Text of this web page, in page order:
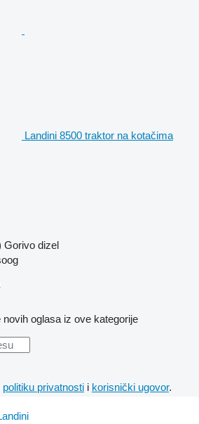
Landini 8500 traktor na kotačima
Gorivo dizel
oglasa iz ove kategorije
politiku privatnosti i korisnički ugovor.